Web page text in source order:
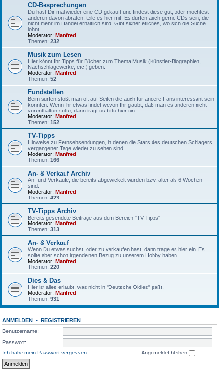
CD-Besprechungen
Du hast Dir mal wieder eine CD gekauft und findest diese gut, oder möchtest
anderen davon abraten, teile es hier mit. Es dürfen auch gerne CDs sein, die
nicht mehr im Handel erhältlich sind. Gibt sicher etliches, wo sich die Suche
lohnt.
Moderator: Manfred
Themen: 232
Musik zum Lesen
Hier könnt Ihr Tipps für Bücher zum Thema Musik (Künstler-Biographien,
Nachschlagewerke, etc.) geben.
Moderator: Manfred
Themen: 52
Fundstellen
Beim surfen stößt man oft auf Seiten die auch für andere Fans interessant sein
könnten. Wenn Ihr etwas findet wovon Ihr glaubt, daß man es anderen nicht
vorenthalten sollte, dann tragt es bitte hier ein.
Moderator: Manfred
Themen: 152
TV-Tipps
Hinweise zu Fernsehsendungen, in denen die Stars des deutschen Schlagers
vergangener Tage wieder zu sehen sind.
Moderator: Manfred
Themen: 166
An- & Verkauf Archiv
An- und Verkäufe, die bereits abgewickelt wurden bzw. älter als 6 Wochen
sind.
Moderator: Manfred
Themen: 423
TV-Tipps Archiv
Bereits gesendete Beiträge aus dem Bereich "TV-Tipps"
Moderator: Manfred
Themen: 313
An- & Verkauf
Wenn Du etwas suchst, oder zu verkaufen hast, dann trage es hier ein. Es
sollte aber schon irgendeinen Bezug zu unserem Hobby haben.
Moderator: Manfred
Themen: 220
Dies & Das
Hier ist alles erlaubt, was nicht in "Deutsche Oldies" paßt.
Moderator: Manfred
Themen: 931
ANMELDEN • REGISTRIEREN
Benutzername:
Passwort:
Ich habe mein Passwort vergessen
Angemeldet bleiben